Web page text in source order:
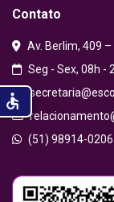
Contato
Av. Berlim, 409
Seg - Sex, 08h -
(51) 98914-0206
accessible